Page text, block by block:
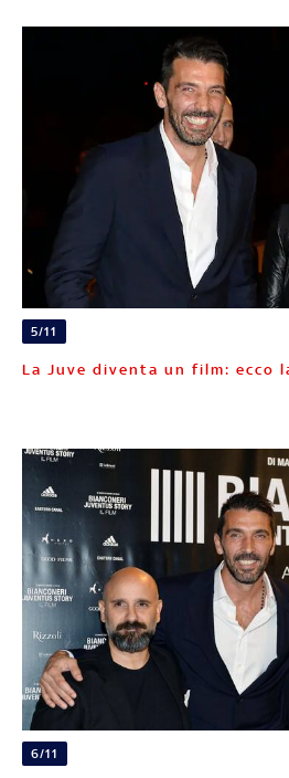
5/11
La Juve diventa un film: ecco
6/11